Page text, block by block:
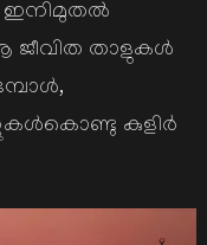
ഇനിമുതല്‍
ജീവിത താളുകള്‍
കുളിര്‍